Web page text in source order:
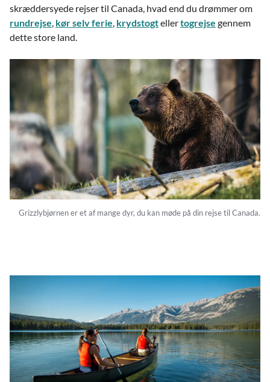
skræddersyede rejser til Canada, hvad end du drømmer om
rundrejse, kør selv ferie, krydstogtellertogrejse gennem
dette store land.
Grizzlybjørnen er et af mange dyr, du kan møde på din rejse til Canada.